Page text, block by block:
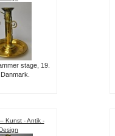
stage, 19.
Kunst - Antik -